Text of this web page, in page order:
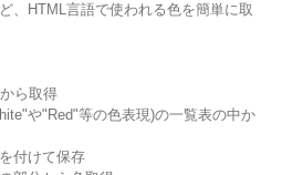
、HTML言語で使われる色を簡単に取
ら取得
や"Red"等の色表現)の一覧表の中か
付けて保存